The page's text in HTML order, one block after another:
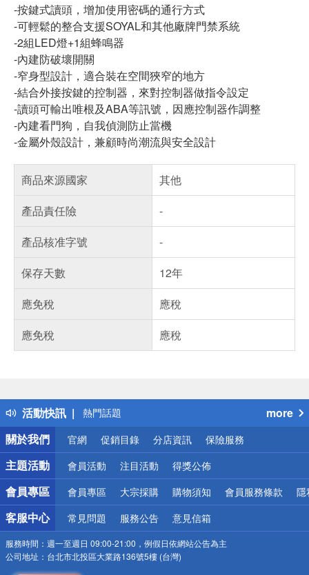
-按鍵式讀頭，增加使用密碼的通行方式
-可輕鬆的整合支援SOYAL和其他廠牌門禁系統
-2組LED燈+1組蜂鳴器
-內建防破壞開關
-窄身型設計，適合裝在空間狹窄的地方
-結合外接按鍵的控制器，來對控制器做指令設定
-讀頭可輸出唯根及ABA等訊號，因應控制器作調整
-內建看門狗，自我偵測防止當機
-金屬外殼設計，兼顧時尚潮流與安全設計
商品來源國家
其他
產品責任險
-
產品核准字號
-
保存天數
12年
應免稅
應稅
應免稅
應稅
活動快訊
得獎公告
熱門話題
銀行優惠
偏遠地區配送
詐騙網頁！請小心！
more
關於我們
官網 促銷目錄 分店資訊 保險服務
主題活動 會員活動 注目活動 得獎公佈
會員專區 會員專區 大宗採購 購物須知 會員服務條款 隱
客服中心 常見問題 服務公告 意見信箱
服務時間： 週一至週日 09:00-21:00，例假日依網站公告為主
公司地址： 台北市北投區大業路136號5樓 (台灣)